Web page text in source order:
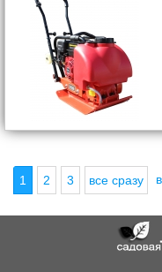
1 2 3 все сразу